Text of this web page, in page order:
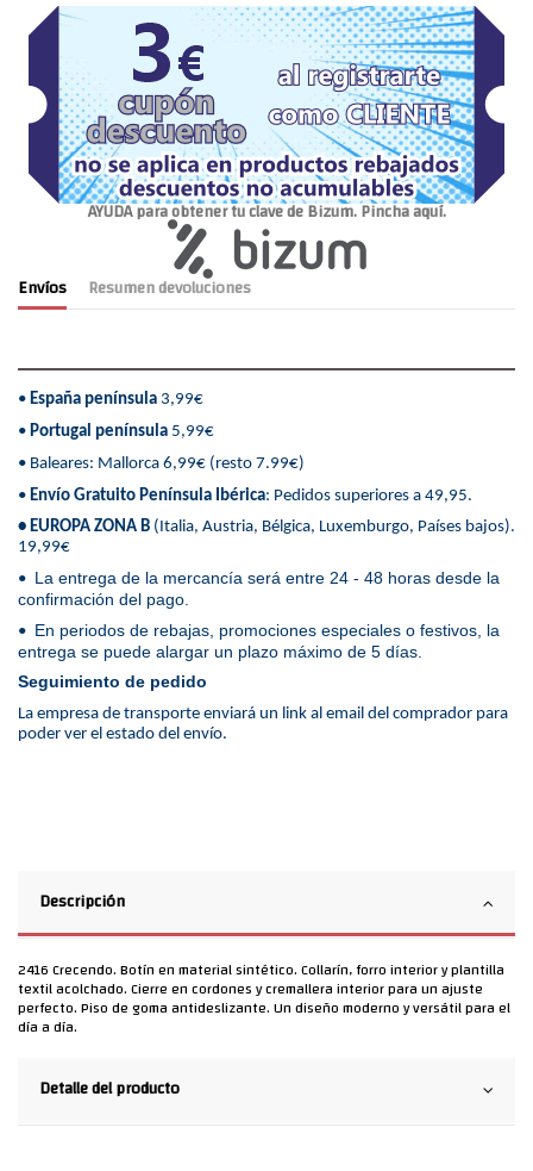
AYUDA para obtener tu clave de Bizum. Pincha aquí.
Envíos Resumen devoluciones
• España península 3,99€
• Portugal península 5,99€
• Baleares: Mallorca 6,99€ (resto 7.99€)
• Envío Gratuito Península Ibérica: Pedidos superiores a 49,95.
• EUROPA ZONA B (Italia, Austria, Bélgica, Luxemburgo, Países bajos).
19,99€
• La entrega de la mercancía será entre 24 - 48 horas desde la
confirmación del pago.
• En periodos de rebajas, promociones especiales o festivos, la
entrega se puede alargar un plazo máximo de 5 días.
Seguimiento de pedido
La empresa de transporte enviará un link al email del comprador para
poder ver el estado del envío.
Descripción
2416 Crecendo. Botín en material sintético. Collarín, forro interior y plantilla
textil acolchado. Cierre en cordones y cremallera interior para un ajuste
perfecto. Piso de goma antideslizante. Un diseño moderno y versátil para el
día a día.
Detalle del producto